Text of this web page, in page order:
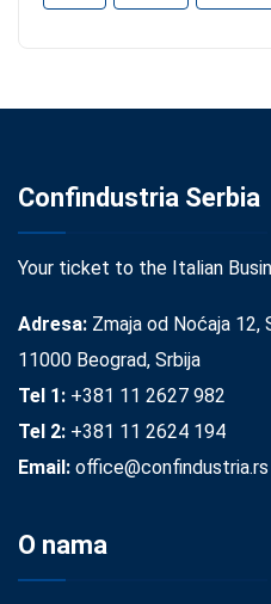
Confindustria Serbia
Your ticket to the Italian
Adresa: Zmaja od Noćaja 12,
11000 Beograd, Srbija
Tel 1: +381 11 2627 982
Tel 2: +381 11 2624 194
Email: office@confindustria.rs
O nama